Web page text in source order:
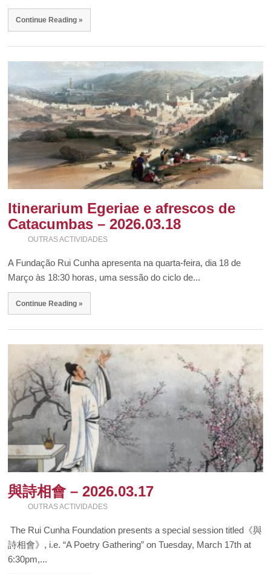
Continue Reading »
Itinerarium Egeriae e afrescos de
Catacumbas – 2026.03.18
OUTRAS ACTIVIDADES
A Fundação Rui Cunha apresenta na quarta-feira, dia 18 de
Março às 18:30 horas, uma sessão do ciclo de...
Continue Reading »
與詩相會 – 2026.03.17
OUTRAS ACTIVIDADES
The Rui Cunha Foundation presents a special session titled《與
詩相會》, i.e. “A Poetry Gathering” on Tuesday, March 17th at
6:30pm,...